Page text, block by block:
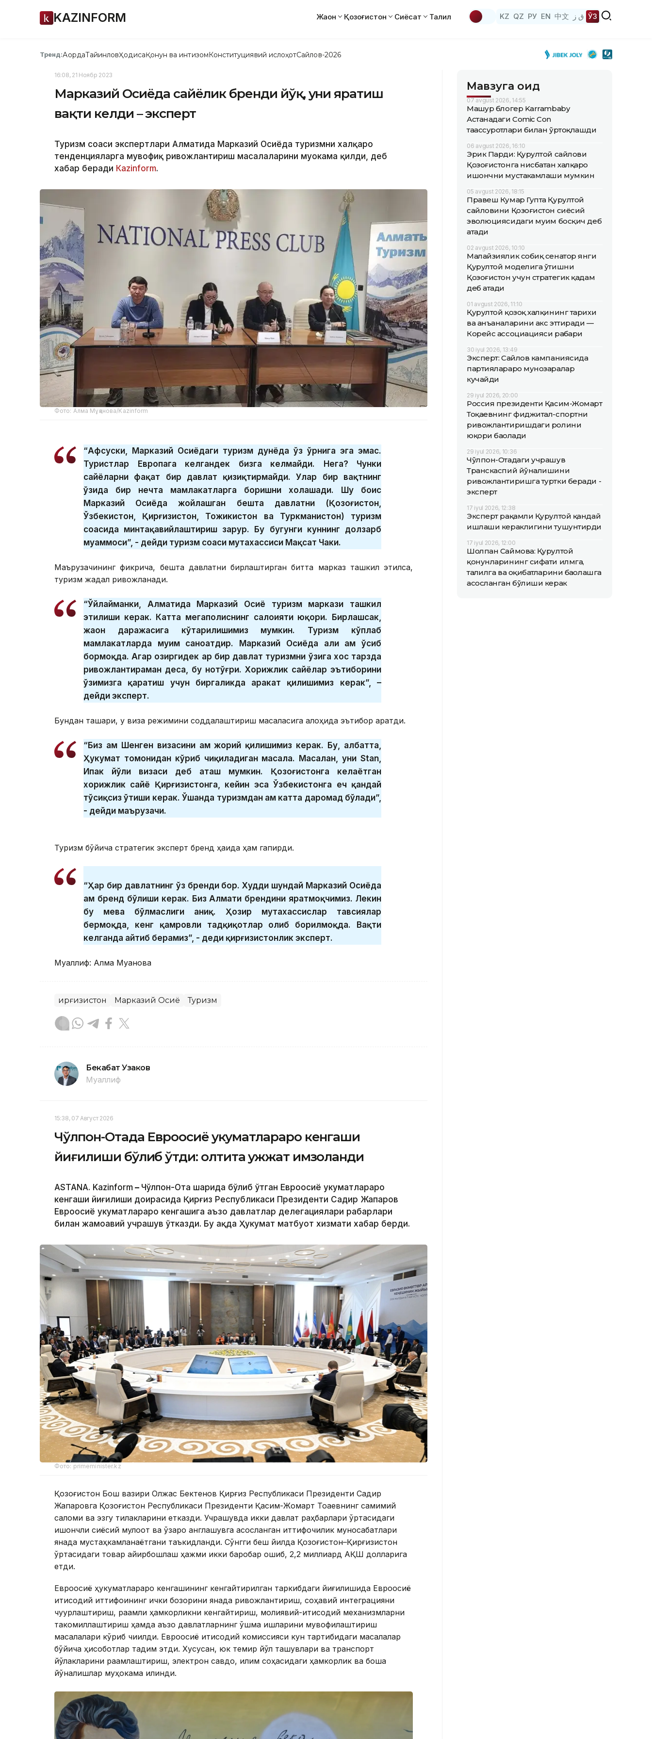
KAZINFORM Жаҳон Қозоғистон Сиёсат Таҳлил KZ QZ РУ EN 中文 ق ز ЎЗ
Тренд:АқордаТайинловҲодисаҚонун ва интизомКонституциявий ислоҳотСайлов-2026
16:08, 21 Ноябр 2023
Марказий Осиёда сайёҳлик бренди йўқ, уни яратиш
вақти келди – эксперт
Туризм соҳаси экспертлари Алматида Марказий Осиёда туризмни халқаро
тенденцияларга мувофиқ ривожлантириш масалаларини муҳокама қилди, деб
хабар беради Кazinform.
Фото: Алма Мұқанова/Kazinform
“Афсуски, Марказий Осиёдаги туризм дунёда ўз ўрнига эга эмас.
Туристлар Европага келгандек бизга келмайди. Нега? Чунки
сайёҳларни фақат бир давлат қизиқтирмайди. Улар бир вақтнинг
ўзида бир нечта мамлакатларга боришни хоҳлашади. Шу боис
Марказий Осиёда жойлашган бешта давлатни (Қозоғистон,
Ўзбекистон, Қирғизистон, Тожикистон ва Туркманистон) туризм
соҳасида минтақавийлаштириш зарур. Бу бугунги куннинг долзарб
муаммоси”, - дейди туризм соҳаси мутахассиси Мақсат Чаки.
Маърузачининг фикрича, бешта давлатни бирлаштирган битта марказ ташкил этилса,
туризм жадал ривожланади.
“Ўйлайманки, Алматида Марказий Осиё туризм маркази ташкил
этилиши керак. Катта мегаполиснинг салоҳияти юқори. Бирлашсак,
жаҳон даражасига кўтарилишимиз мумкин. Туризм кўплаб
мамлакатларда муҳим саноатдир. Марказий Осиёда ҳали ҳам ўсиб
бормоқда. Агар ҳозиргидек ҳар бир давлат туризмни ўзига хос тарзда
ривожлантираман деса, бу нотўғри. Хорижлик сайёҳлар эътиборини
ўзимизга қаратиш учун биргаликда ҳаракат қилишимиз керак”, –
дейди эксперт.
Бундан ташқари, у виза режимини соддалаштириш масаласига алоҳида эътибор қаратди.
“Биз ҳам Шенген визасини ҳам жорий қилишимиз керак. Бу, албатта,
Ҳукумат томонидан кўриб чиқиладиган масала. Масалан, уни Stan,
Ипак йўли визаси деб аташ мумкин. Қозоғистонга келаётган
хорижлик сайёҳ Қирғизистонга, кейин эса Ўзбекистонга ҳеч қандай
тўсиқсиз ўтиши керак. Ўшанда туризмдан ҳам катта даромад бўлади”,
- дейди маърузачи.
Туризм бўйича стратегик эксперт бренд ҳақида ҳам гапирди.
“Ҳар бир давлатнинг ўз бренди бор. Худди шундай Марказий Осиёда
ҳам бренд бўлиши керак. Биз Алмати брендини яратмоқчимиз. Лекин
бу мева бўлмаслиги аниқ. Ҳозир мутахассислар тавсиялар
бермоқда, кенг қамровли тадқиқотлар олиб борилмоқда. Вақти
келганда айтиб берамиз”, - деди қирғизистонлик эксперт.
Муаллиф: Алма Муқанова
Қирғизистон Марказий Осиё Туризм
Бекабат Узаков
Муаллиф
15:38, 07 Август 2026
Чўлпон-Отада Евроосиё ҳукуматлараро кенгаши
йиғилиши бўлиб ўтди: олтита ҳужжат имзоланди
ASTANA. Kazinform – Чўлпон-Ота шаҳрида бўлиб ўтган Евроосиё ҳукуматлараро
кенгаши йиғилиши доирасида Қирғиз Республикаси Президенти Садир Жапаров
Евроосиё ҳукуматлараро кенгашига аъзо давлатлар делегациялари раҳбарлари
билан жамоавий учрашув ўтказди. Бу ҳақда Ҳукумат матбуот хизмати хабар берди.
Фото: primeminister.kz
Қозоғистон Бош вазири Олжас Бектенов Қирғиз Республикаси Президенти Садир
Жапаровга Қозоғистон Республикаси Президенти Қасим-Жомарт Тоқаевнинг самимий
саломи ва эзгу тилакларини етказди. Учрашувда икки давлат раҳбарлари ўртасидаги
ишончли сиёсий мулоқот ва ўзаро англашувга асосланган иттифоқчилик муносабатлари
янада мустаҳкамланаётгани таъкидланди. Сўнгги беш йилда Қозоғистон–Қирғизистон
ўртасидаги товар айирбошлаш ҳажми икки баробар ошиб, 2,2 миллиард АҚШ долларига
етди.
Евроосиё ҳукуматлараро кенгашининг кенгайтирилган таркибдаги йиғилишида Евроосиё
иқтисодий иттифоқининг ички бозорини янада ривожлантириш, соҳавий интеграцияни
чуқурлаштириш, рақамли ҳамкорликни кенгайтириш, молиявий-иқтисодий механизмларни
такомиллаштириш ҳамда аъзо давлатларнинг қўшма ишларини мувофиқлаштириш
масалалари кўриб чиқилди. Евроосиё иқтисодий комиссияси кун тартибидаги масалалар
бўйича ҳисоботлар тақдим этди. Хусусан, юк темир йўл ташувлари ва транспорт
йўлакларини рақамлаштириш, электрон савдо, иқлим соҳасидаги ҳамкорлик ва бошқа
йўналишлар муҳокама қилинди.
Мавзуга оид
07 avgust 2026, 14:55
Машҳур блогер Karrambaby
Астанадаги Comic Con
таассуротлари билан ўртоқлашди
06 avgust 2026, 16:10
Эрик Парди: Қурултой сайлови
Қозоғистонга нисбатан халқаро
ишончни мустаҳкамлаши мумкин
05 avgust 2026, 18:15
Правеш Кумар Гупта Қурултой
сайловини Қозоғистон сиёсий
эволюциясидаги муҳим босқич деб
атади
02 avgust 2026, 10:10
Малайзиялик собиқ сенатор янги
Қурултой моделига ўтишни
Қозоғистон учун стратегик қадам
деб атади
01 avgust 2026, 11:10
Қурултой қозоқ халқининг тарихи
ва анъаналарини акс эттиради —
Корейс ассоциацияси раҳбари
30 iyul 2026, 13:49
Эксперт: Сайлов кампаниясида
партиялараро мунозаралар
кучайди
29 iyul 2026, 20:00
Россия президенти Қасим-Жомарт
Тоқаевнинг фиджитал-спортни
ривожлантиришдаги ролини
юқори баҳолади
29 iyul 2026, 10:36
Чўлпон-Отадаги учрашув
Транскаспий йўналишини
ривожлантиришга туртки беради -
эксперт
17 iyul 2026, 12:38
Эксперт рақамли Қурултой қандай
ишлаши кераклигини тушунтирди
17 iyul 2026, 12:00
Шолпан Саймова: Қурултой
қонунларининг сифати илмга,
таҳлилга ва оқибатларини баҳолашга
асосланган бўлиши керак